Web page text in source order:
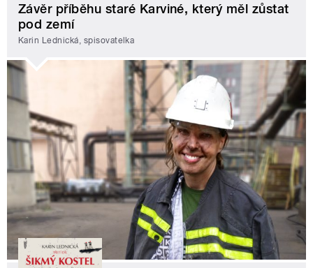
Závěr příběhu staré Karviné, který měl zůstat
pod zemí
Karin Lednická, spisovatelka